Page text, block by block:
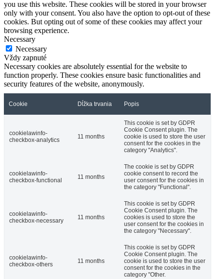
you use this website. These cookies will be stored in your browser
only with your consent. You also have the option to opt-out of these
cookies. But opting out of some of these cookies may affect your
browsing experience.
Necessary
Necessary
Vždy zapnuté
Necessary cookies are absolutely essential for the website to
function properly. These cookies ensure basic functionalities and
security features of the website, anonymously.
Cookie Dĺžka trvania Popis
cookielawinfo-
checkbox-analytics
11 months
This cookie is set by GDPR
Cookie Consent plugin. The
cookie is used to store the user
consent for the cookies in the
category "Analytics".
cookielawinfo-
checkbox-functional
11 months
The cookie is set by GDPR
cookie consent to record the
user consent for the cookies in
the category "Functional".
cookielawinfo-
checkbox-necessary
11 months
This cookie is set by GDPR
Cookie Consent plugin. The
cookies is used to store the
user consent for the cookies in
the category "Necessary".
cookielawinfo-
checkbox-others
11 months
This cookie is set by GDPR
Cookie Consent plugin. The
cookie is used to store the user
consent for the cookies in the
category "Other.